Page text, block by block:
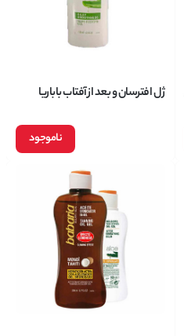
ژل افترسان و بعد از آفتاب باباریا
ناموجود